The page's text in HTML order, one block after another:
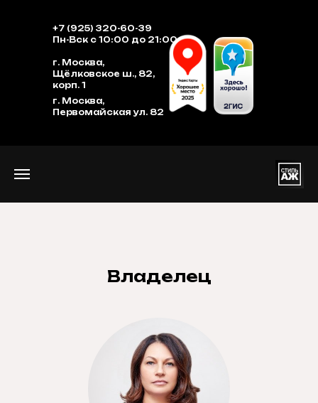
+7 (925) 320-60-39
Пн-Вск с 10:00 до 21:00
г. Москва,
Щёлковское ш., 82,
корп. 1
г. Москва,
Первомайская ул. 82
Владелец